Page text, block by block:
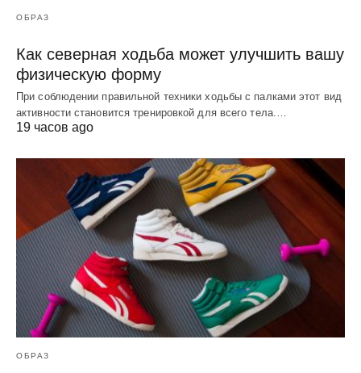
ОБРАЗ
Как северная ходьба может улучшить вашу
физическую форму
При соблюдении правильной техники ходьбы с палками этот вид
активности становится тренировкой для всего тела.…
19 часов ago
ОБРАЗ